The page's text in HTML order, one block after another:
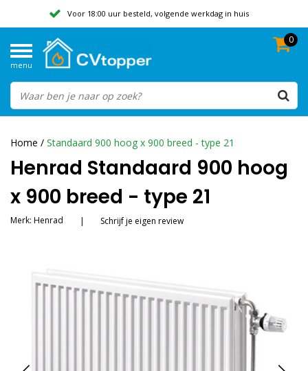
Voor 18:00 uur besteld, volgende werkdag in huis
Beoordeeld met een 9,8
menu
0
Home / Standaard 900 hoog x 900 breed - type 21
Henrad Standaard 900 hoog
x 900 breed - type 21
Merk: Henrad | Schrijf je eigen review